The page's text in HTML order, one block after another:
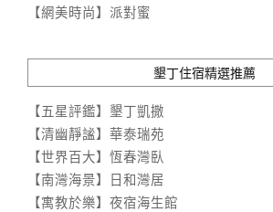
【網美時尚】派對蜜
墾丁住宿精選推薦
【五星評鑑】墾丁凱撒
【清幽靜謐】華泰瑞苑
【世界百大】恆春灣臥
【南灣海景】日和灣居
【寓教於樂】夜宿海生館